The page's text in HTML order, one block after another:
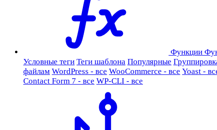
Функции
Условные теги Теги шаблона Популярные
файлам WordPress - все WooCommerce - все Yoast -
Contact Form 7 - все WP-CLI - все